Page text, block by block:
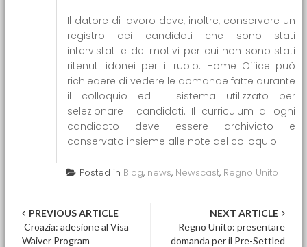
Il datore di lavoro deve, inoltre, conservare un
registro dei candidati che sono stati
intervistati e dei motivi per cui non sono stati
ritenuti idonei per il ruolo. Home Office può
richiedere di vedere le domande fatte durante
il colloquio ed il sistema utilizzato per
selezionare i candidati. Il curriculum di ogni
candidato deve essere archiviato e
conservato insieme alle note del colloquio.
Posted in Blog, news, Newscast, Regno Unito
Post navigation
PREVIOUS ARTICLE
Croazia: adesione al Visa
Waiver Program
NEXT ARTICLE
Regno Unito: presentare
domanda per il Pre-Settled